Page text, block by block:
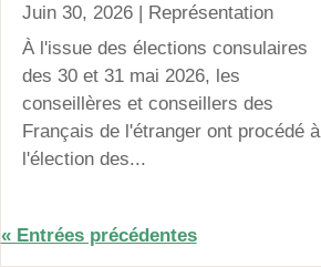
Juin 30, 2026| Représentation
À l'issue des élections consulaires
des 30 et 31 mai 2026, les
conseillères et conseillers des
Français de l'étranger ont procédé à
l'élection des...
« Entrées précédentes